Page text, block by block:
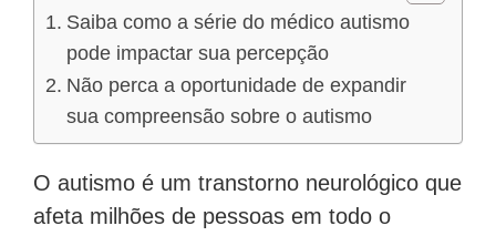
Saiba como a série do médico autismo
pode impactar sua percepção
Não perca a oportunidade de expandir
sua compreensão sobre o autismo
O autismo é um transtorno neurológico que
afeta milhões de pessoas em todo o